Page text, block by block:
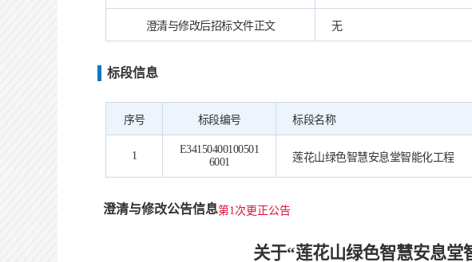
澄清与修改后招标文件正文 无
标段信息
序号 标段编号 标段名称
1
E34150400100501
6001
莲花山绿色智慧安息堂智能化工程
澄清与修改公告信息第1次更正公告
关于“莲花山绿色智慧安息堂